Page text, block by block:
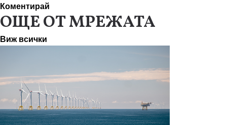
Коментирай
ОЩЕ ОТ МРЕЖАТА
Виж всички